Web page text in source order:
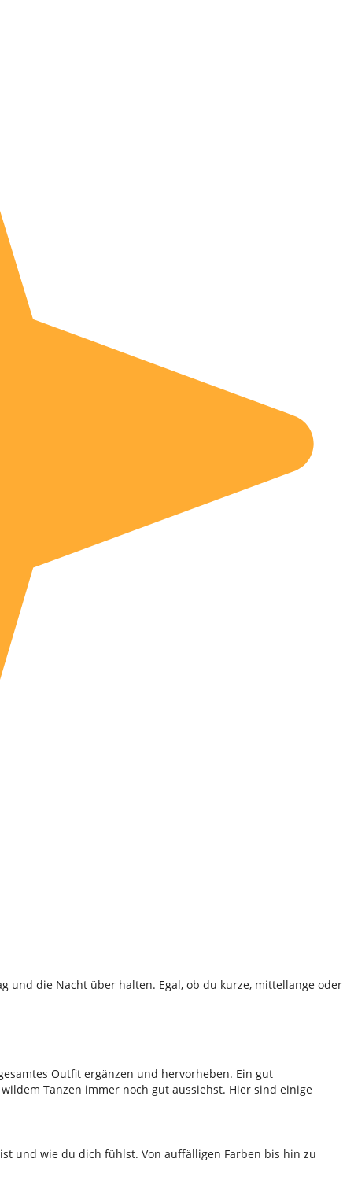
und die Nacht über halten. Egal, ob du kurze, mittellange oder
Outfit ergänzen und hervorheben. Ein gut
Tanzen immer noch gut aussiehst. Hier sind einige
und wie du dich fühlst. Von auffälligen Farben bis hin zu